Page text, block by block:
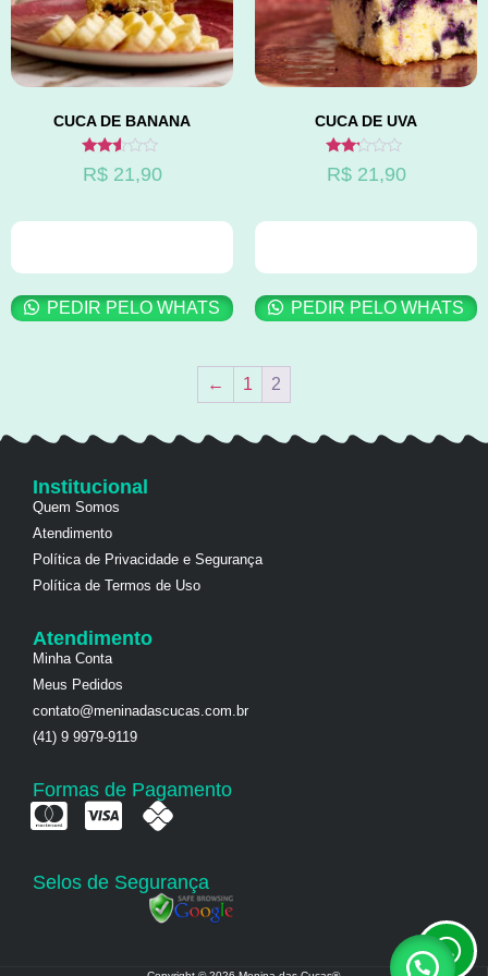
CUCA DE BANANA
Avaliação
2.41
R$21,90
PEDIR PELO WHATS
CUCA DE UVA
Avaliação
2.10
R$21,90
PEDIR PELO WHATS
← 1 2
Institucional
Quem Somos
Atendimento
Política de Privacidade e Segurança
Política de Termos de Uso
Atendimento
Minha Conta
Meus Pedidos
contato@meninadascucas.com.br
(41) 9 9979-9119
Formas de Pagamento
Selos de Segurança